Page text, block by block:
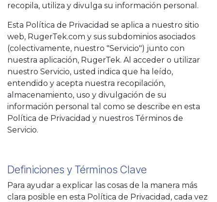
recopila, utiliza y divulga su información personal.
Esta Política de Privacidad se aplica a nuestro sitio
web, RugerTek.com y sus subdominios asociados
(colectivamente, nuestro "Servicio") junto con
nuestra aplicación, RugerTek. Al acceder o utilizar
nuestro Servicio, usted indica que ha leído,
entendido y acepta nuestra recopilación,
almacenamiento, uso y divulgación de su
información personal tal como se describe en esta
Política de Privacidad y nuestros Términos de
Servicio.
Definiciones y Términos Clave
Para ayudar a explicar las cosas de la manera más
clara posible en esta Política de Privacidad, cada vez